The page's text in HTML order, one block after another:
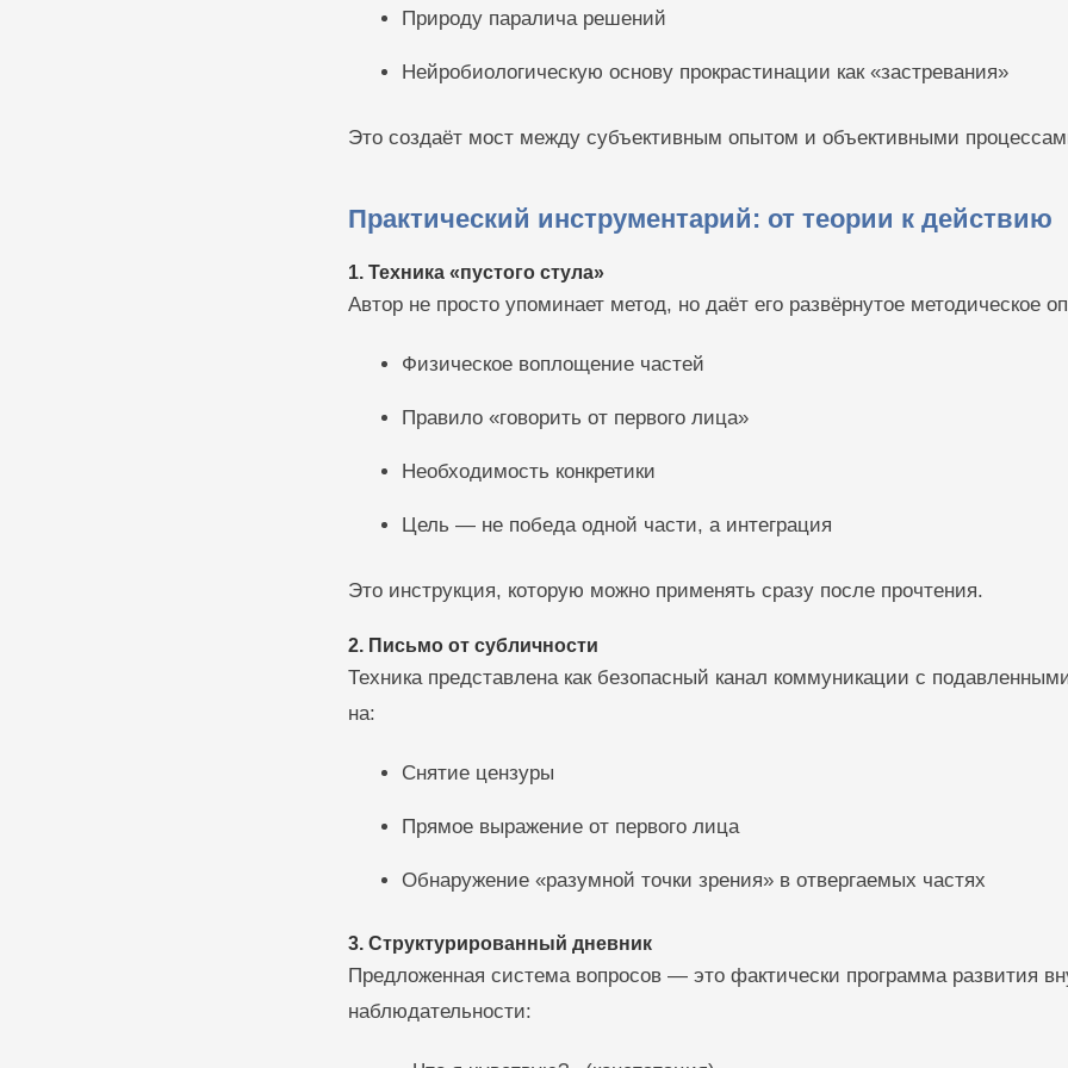
Природу паралича решений
Нейробиологическую основу прокрастинации как «застревания»
Это создаёт мост между субъективным опытом и объективными
Практический инструментарий: от теории к действию
1. Техника «пустого стула»
Автор не просто упоминает метод, но даёт его развёрнутое методическое
Физическое воплощение частей
Правило «говорить от первого лица»
Необходимость конкретики
Цель — не победа одной части, а интеграция
Это инструкция, которую можно применять сразу после прочтения.
2. Письмо от субличности
Техника представлена как безопасный канал коммуникации с
на:
Снятие цензуры
Прямое выражение от первого лица
Обнаружение «разумной точки зрения» в отвергаемых частях
3. Структурированный дневник
Предложенная система вопросов — это фактически программа развития
наблюдательности: